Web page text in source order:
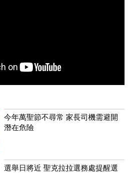
今年萬聖節不尋常 家長司機需避開
潛在危險
選舉日將近 聖克拉拉選務處提醒選